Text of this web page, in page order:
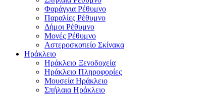
Φαράγγια Ρέθυμνο
Παραλίες Ρέθυμνο
Δήμοι Ρέθυμνο
Μονές Ρέθυμνο
Αστεροσκοπείο Σκίνακα
Ηράκλειο
Ηράκλειο Ξενοδοχεία
Ηράκλειο Πληροφορίες
Μουσεία Ηράκλειο
Σπήλαια Ηράκλειο